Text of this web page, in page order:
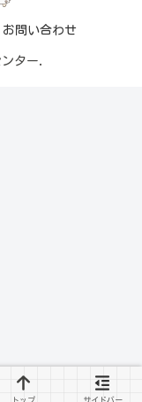
お問い合わせ
ター.
トップ サイドバー